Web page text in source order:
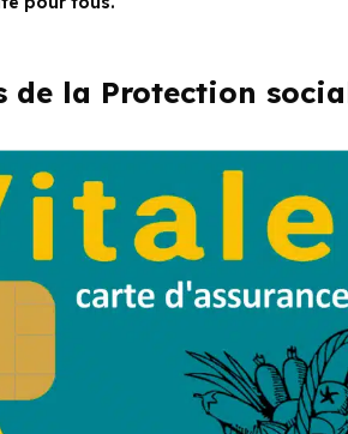
de la Protection